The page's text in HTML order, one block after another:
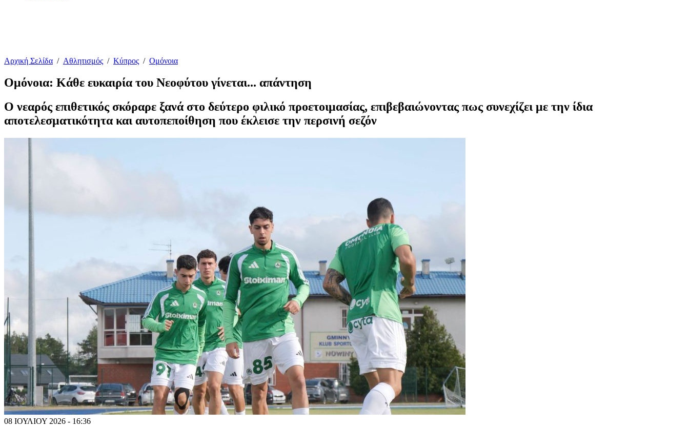
Αρχική Σελίδα / Αθλητισμός / Κύπρος / Ομόνοια
Ομόνοια: Κάθε ευκαιρία του Νεοφύτου γίνεται... απάντηση
Ο νεαρός επιθετικός σκόραρε ξανά στο δεύτερο φιλικό προετοιμασίας, επιβεβαιώνοντας πως συνεχίζει με την ίδια
αποτελεσματικότητα και αυτοπεποίθηση που έκλεισε την περσινή σεζόν
08 ΙΟΥΛΙΟΥ 2026 - 16:36